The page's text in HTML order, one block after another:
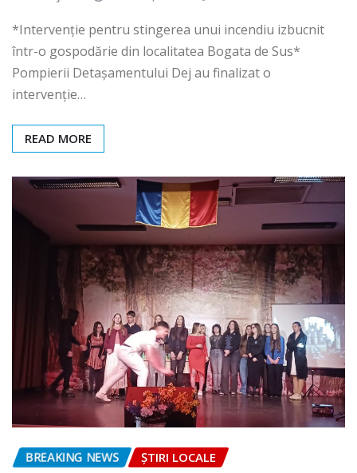
*Intervenție pentru stingerea unui incendiu izbucnit
într-o gospodărie din localitatea Bogata de Sus*
Pompierii Detașamentului Dej au finalizat o
intervenție…
READ MORE
BREAKING NEWS ȘTIRI LOCALE